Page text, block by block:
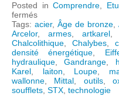
Posted inComprendre,
ferméssur
Et
l’Homme
créa
l’acier…
Tags: acier, Âge de bronze,
Arcelor,armes,artkarel,
Chalcolithique, Chalybes,
densité énergétique,
hydraulique,Gandrange,
Karel, laiton, Loupe,
wallonne, Mittal, outils,
soufflets, STX, technologie